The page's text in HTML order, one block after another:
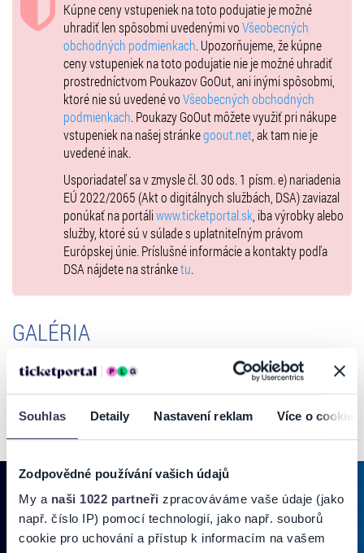
Souhlas Detaily Nastavení reklam Více o cookies
Zodpovědné používání vašich údajů
My a naši 1022 partneři zpracováváme vaše údaje (jako
např. číslo IP) pomocí technologií, jako např. souborů
cookie pro uchování a přístup k informacím na vašem
Kúpne ceny vstupeniek na toto podujatie je možné
uhradiť len spôsobmi uvedenými voVšeobecných
obchodných podmienkach. Upozorňujeme, že kúpne
ceny vstupeniek na toto podujatie nie je možné uhradiť
prostredníctvom Poukazov GoOut, ani inými spôsobmi,
ktoré nie sú uvedené voVšeobecných obchodných
podmienkach. Poukazy GoOut môžete využiť pri nákupe
vstupeniek na našej stránkegoout.net, ak tam nie je
uvedené inak.
Usporiadateľ sa v zmysle čl. 30 ods. 1 písm. e) nariadenia
EÚ 2022/2065 (Akt o digitálnych službách, DSA) zaviazal
ponúkať na portáliwww.ticketportal.sk, iba výrobky alebo
služby, ktoré sú v súlade s uplatniteľným právom
Európskej únie. Príslušné informácie a kontakty podľa
DSA nájdete na stránketu.
GALÉRIA
PRIHLÁSIŤ SA KODBERU NOVINIEK